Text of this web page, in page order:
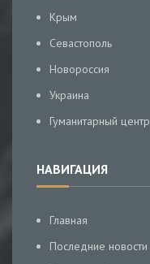
Крым
Севастополь
Новороссия
Украина
Гуманитарный центр
НАВИГАЦИЯ
Главная
Последние новости